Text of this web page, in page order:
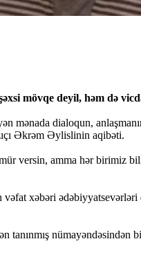
mövqe deyil, həm də
mənada dialoqun,
Əkrəm Əylislinin aqibəti.
versin, amma hər birimiz
xəbəri
nümayəndəsindən